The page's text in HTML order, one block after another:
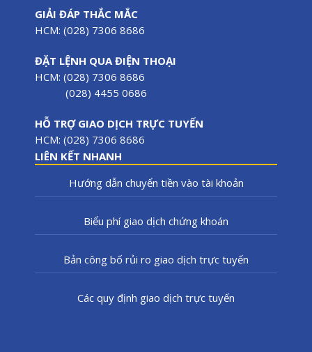
GIẢI ĐÁP THẮC MẮC
HCM: (028) 7306 8686
ĐẶT LỆNH QUA ĐIỆN THOẠI
HCM: (028) 7306 8686
(028) 4455 0686
HỖ TRỢ GIAO DỊCH TRỰC TUYẾN
HCM: (028) 7306 8686
LIÊN KẾT NHANH
Hướng dẫn chuyển tiền vào tài khoản
Biểu phí giao dịch chứng khoán
Bản công bố rủi ro giao dịch trực tuyến
Các quy định giao dịch trực tuyến